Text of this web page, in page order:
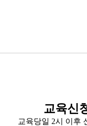
교육신
교육당일 2시 이후